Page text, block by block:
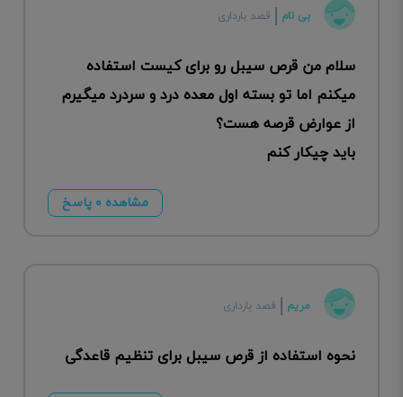
بی نام قصد بارداری
سلام من قرص سیبل رو برای کیست استفاده
میکنم اما تو بسته اول معده درد و سردرد میگیرم
از عوارض قرصه هست؟
باید چیکار کنم
مشاهده ۰ پاسخ
مریم قصد بارداری
نحوه استفاده از قرص سیبل برای تنظیم قاعدگی